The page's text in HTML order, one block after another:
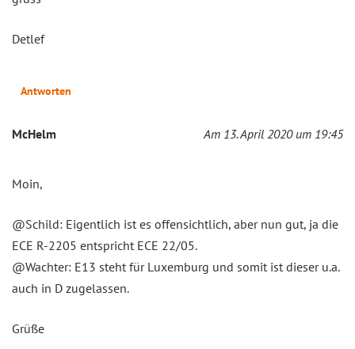
Detlef
Antworten
McHelm Am 13. April 2020 um 19:45
Moin,
@Schild: Eigentlich ist es offensichtlich, aber nun gut, ja die
ECE R-2205 entspricht ECE 22/05.
@Wachter: E13 steht für Luxemburg und somit ist dieser u.a.
auch in D zugelassen.
Grüße